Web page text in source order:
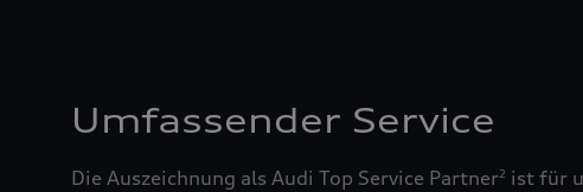
Umfassender Service
Die Auszeichnung als Audi Top Service Partner2 ist für